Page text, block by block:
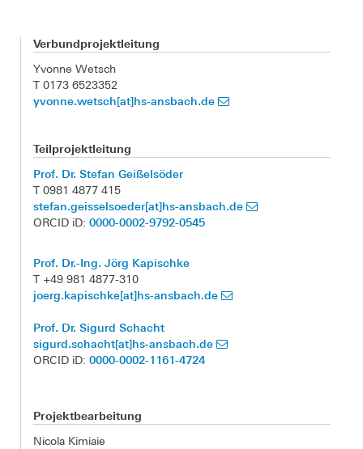
Verbundprojektleitung
Yvonne Wetsch
T 0173 6523352
yvonne.wetsch[at]hs-ansbach.de
Teilprojektleitung
Prof. Dr. Stefan Geißelsöder
T 0981 4877 415
stefan.geisselsoeder[at]hs-ansbach.de
ORCID iD: 0000-0002-9792-0545
Prof. Dr.-Ing. Jörg Kapischke
T +49 981 4877-310
joerg.kapischke[at]hs-ansbach.de
Prof. Dr. Sigurd Schacht
sigurd.schacht[at]hs-ansbach.de
ORCID iD: 0000-0002-1161-4724
Projektbearbeitung
Nicola Kimiaie